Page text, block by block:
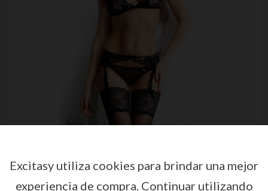
Excitasy utiliza cookies para brindar una mejor
experiencia de compra.Continuar utilizando